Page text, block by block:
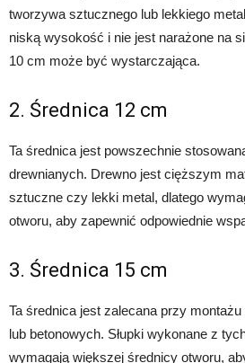
tworzywa sztucznego lub lekkiego
niską wysokość i nie jest narażone na
10 cm może być wystarczająca.
2. Średnica 12 cm
Ta średnica jest powszechnie
drewnianych. Drewno jest cięższym
sztuczne czy lekki metal, dlatego
otworu, aby zapewnić odpowiednie
3. Średnica 15 cm
Ta średnica jest zalecana przy
lub betonowych. Słupki wykonane z
wymagają większej średnicy otworu,